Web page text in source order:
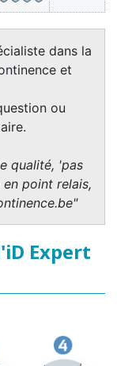
dans la
et
ou
qualité, 'pas
point relais,
Expert